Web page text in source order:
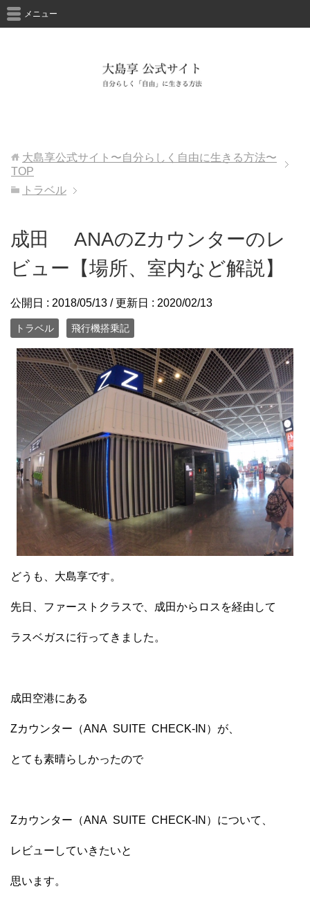
メニュー
大島享公式サイト〜自分らしく自由に生きる方法〜
TOP
トラベル
成田 ANAのZカウンターのレ
ビュー【場所、室内など解説】
公開日 : 2018/05/13 / 更新日 : 2020/02/13
トラベル 飛行機搭乗記
どうも 、大島享です。
先日、ファーストクラスで、成田からロスを経由して
ラスベガスに行ってきました。
成田空港にある
Zカウンター（ANA SUITE CHECK-IN）が、
とても素晴らしかったので
Zカウンター（ANA SUITE CHECK-IN）について、
レビューしていきたいと
思います。